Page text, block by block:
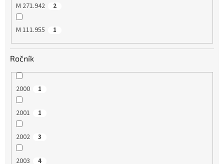
M 271.942 2
M 111.955 1
Ročník
2000 1
2001 1
2002 3
2003 4